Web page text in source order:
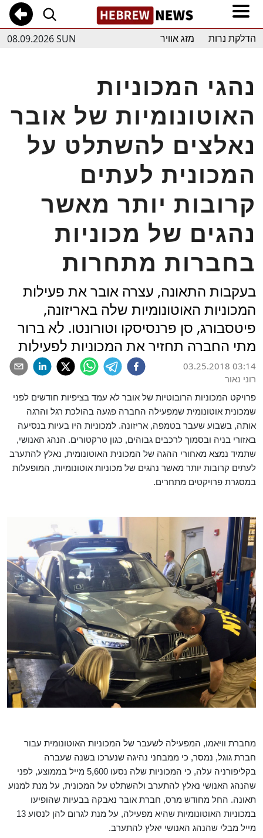
08.09.2026 SUN הדלקת נרות מזג אוויר
נהגי המכוניות
האוטונומיות של אובר
נאלצים להשתלט על
המכונית לעתים
קרובות יותר מאשר
נהגים של מכוניות
בחברות מתחרות
בעקבות התאונה, עצרה אובר את פעילות
המכוניות האוטונומיות שלה באריזונה,
פיטסבורג, סן פרנסיסקו וטורונטו. לא ברור
מתי החברה תחזיר את המכוניות לפעילות
03.25.2018 03:14
רוני נאור
פרויקט המכוניות הרובוטיות של אובר לא עמד בציפיות חודשים לפני
שמכונית אוטונומית שמפעילה החברה פגעה בהולכת רגל והרגה
אותה, בשבוע שעבר בטמפה, אריזונה. למכוניות היו בעיות בנסיעה
באזורי בניה ובסמוך לרכבים גבוהים, כגון טרקטורים. הנהג האנושי,
שתמיד נמצא מאחורי ההגה של המכונית האוטונומית, נאלץ להתערב
לעתים קרובות יותר מאשר נהגים של מכוניות אוטונומיות, המופעלות
במסגרת פרויקטים מתחרים.
מחברת וויאמו, המפעילה לשעבר של המכוניות האוטונומית עבור
חברת גוגל, נמסר, כי ממבחני נהיגה שנערכו בשנה שעברה
בקליפורניה עלה, כי המכוניות שלה נסעו 5,600 מייל בממוצע, לפני
שהנהג האנושי נאלץ להתערב ולהשתלט על המכונית, על מנת למנוע
תאונה. החל מחודש מרס, חברת אובר נאבקה בבעיות שהופיעו
במכוניות האוטונומיות שהיא מפעילה, על מנת לגרום להן לנסוע 13
מייל מבלי שהנהג האנושי יאלץ להתערב.